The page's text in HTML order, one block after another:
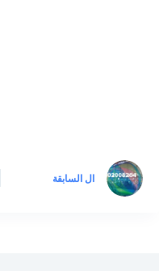
ال السابقة